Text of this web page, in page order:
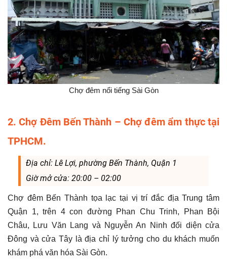
Chợ đêm nổi tiếng Sài Gòn
2. Chợ Đêm Bến Thành – Chợ đêm ẩm thực tại
TPHCM.
Địa chỉ: Lê Lợi, phường Bến Thành, Quận 1
Giờ mở cửa: 20:00 – 02:00
Chợ đêm Bến Thành tọa lạc tại vị trí đắc địa Trung tâm
Quận 1, trên 4 con đường Phan Chu Trinh, Phan Bội
Châu, Lưu Văn Lang và Nguyễn An Ninh đối diện cửa
Đông và cửa Tây là địa chỉ lý tưởng cho du khách muốn
khám phá văn hóa Sài Gòn.